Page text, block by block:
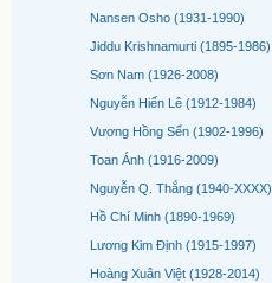
Nansen Osho (1931-1990)
Jiddu Krishnamurti (1895-1986)
Sơn Nam (1926-2008)
Nguyễn Hiến Lê (1912-1984)
Vương Hồng Sển (1902-1996)
Toan Ánh (1916-2009)
Nguyễn Q. Thắng (1940-XXXX)
Hồ Chí Minh (1890-1969)
Lương Kim Định (1915-1997)
Hoàng Xuân Việt (1928-2014)